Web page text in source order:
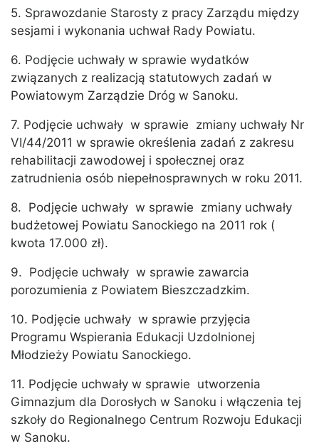
5. Sprawozdanie Starosty z pracy Zarządu między
sesjami i wykonania uchwał Rady Powiatu.
6. Podjęcie uchwały w sprawie wydatków
związanych z realizacją statutowych zadań w
Powiatowym Zarządzie Dróg w Sanoku.
7. Podjęcie uchwały w sprawie zmiany uchwały Nr
VI/44/2011 w sprawie określenia zadań z zakresu
rehabilitacji zawodowej i społecznej oraz
zatrudnienia osób niepełnosprawnych w roku 2011.
8. Podjęcie uchwały w sprawie zmiany uchwały
budżetowej Powiatu Sanockiego na 2011 rok (
kwota 17.000 zł).
9. Podjęcie uchwały w sprawie zawarcia
porozumienia z Powiatem Bieszczadzkim.
10. Podjęcie uchwały w sprawie przyjęcia
Programu Wspierania Edukacji Uzdolnionej
Młodzieży Powiatu Sanockiego.
11. Podjęcie uchwały w sprawie utworzenia
Gimnazjum dla Dorosłych w Sanoku i włączenia tej
szkoły do Regionalnego Centrum Rozwoju Edukacji
w Sanoku.